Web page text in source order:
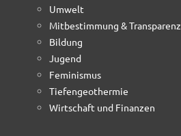
Umwelt
Mitbestimmung & Transparenz
Bildung
Jugend
Feminismus
Tiefengeothermie
Wirtschaft und Finanzen